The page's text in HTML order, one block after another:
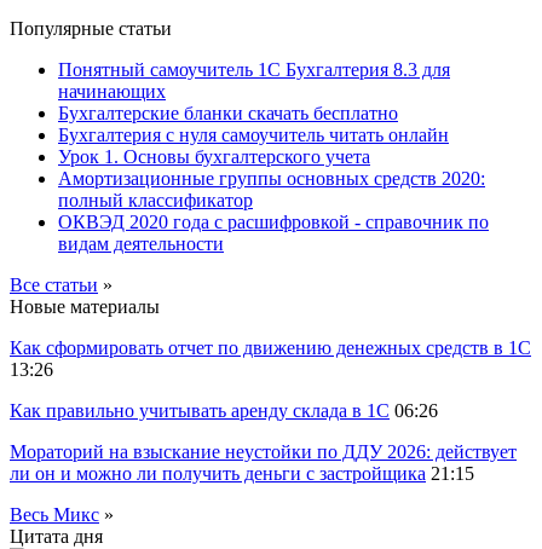
Популярные статьи
Понятный самоучитель 1С Бухгалтерия 8.3 для
начинающих
Бухгалтерские бланки скачать бесплатно
Бухгалтерия с нуля самоучитель читать онлайн
Урок 1. Основы бухгалтерского учета
Амортизационные группы основных средств 2020:
полный классификатор
ОКВЭД 2020 года с расшифровкой - справочник по
видам деятельности
Все статьи »
Новые материалы
Как сформировать отчет по движению денежных средств в 1С
13:26
Как правильно учитывать аренду склада в 1С 06:26
Мораторий на взыскание неустойки по ДДУ 2026: действует
ли он и можно ли получить деньги с застройщика 21:15
Весь Микс »
Цитата дня